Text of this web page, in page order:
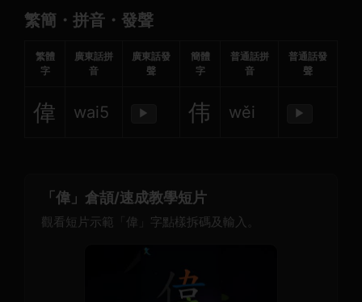
繁簡・拼音・發聲
繁體
字
廣東話拼
音
廣東話發
聲
簡體
字
普通話拼
音
普通話發
聲
偉 wai5 ▶ 伟 wěi ▶
「偉」倉頡/速成教學短片
觀看短片示範「偉」字點樣拆碼及輸入。